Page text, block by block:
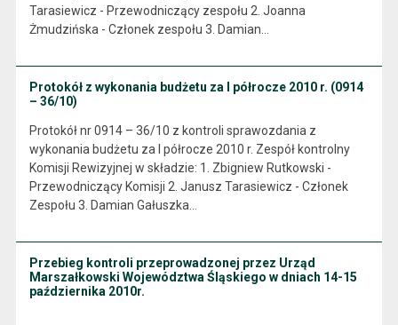
Tarasiewicz - Przewodniczący zespołu 2. Joanna
Żmudzińska - Członek zespołu 3. Damian…
Protokół z wykonania budżetu za I półrocze 2010 r. (0914
– 36/10)
Protokół nr 0914 – 36/10 z kontroli sprawozdania z
wykonania budżetu za I półrocze 2010 r. Zespół kontrolny
Komisji Rewizyjnej w składzie: 1. Zbigniew Rutkowski -
Przewodniczący Komisji 2. Janusz Tarasiewicz - Członek
Zespołu 3. Damian Gałuszka…
Przebieg kontroli przeprowadzonej przez Urząd
Marszałkowski Województwa Śląskiego w dniach 14-15
października 2010r.